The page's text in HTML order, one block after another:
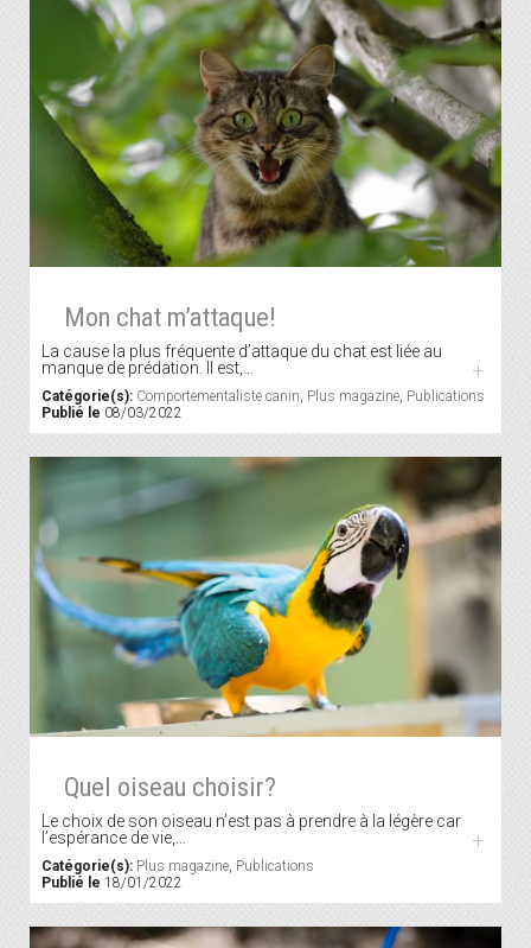
Mon chat m’attaque!
La cause la plus fréquente d’attaque du chat est liée au
manque de prédation. Il est,…
+
Catégorie(s): Comportementaliste canin, Plus magazine, Publications
Publié le 08/03/2022
Quel oiseau choisir?
Le choix de son oiseau n’est pas à prendre à la légère car
l’espérance de vie,…
+
Catégorie(s): Plus magazine, Publications
Publié le 18/01/2022